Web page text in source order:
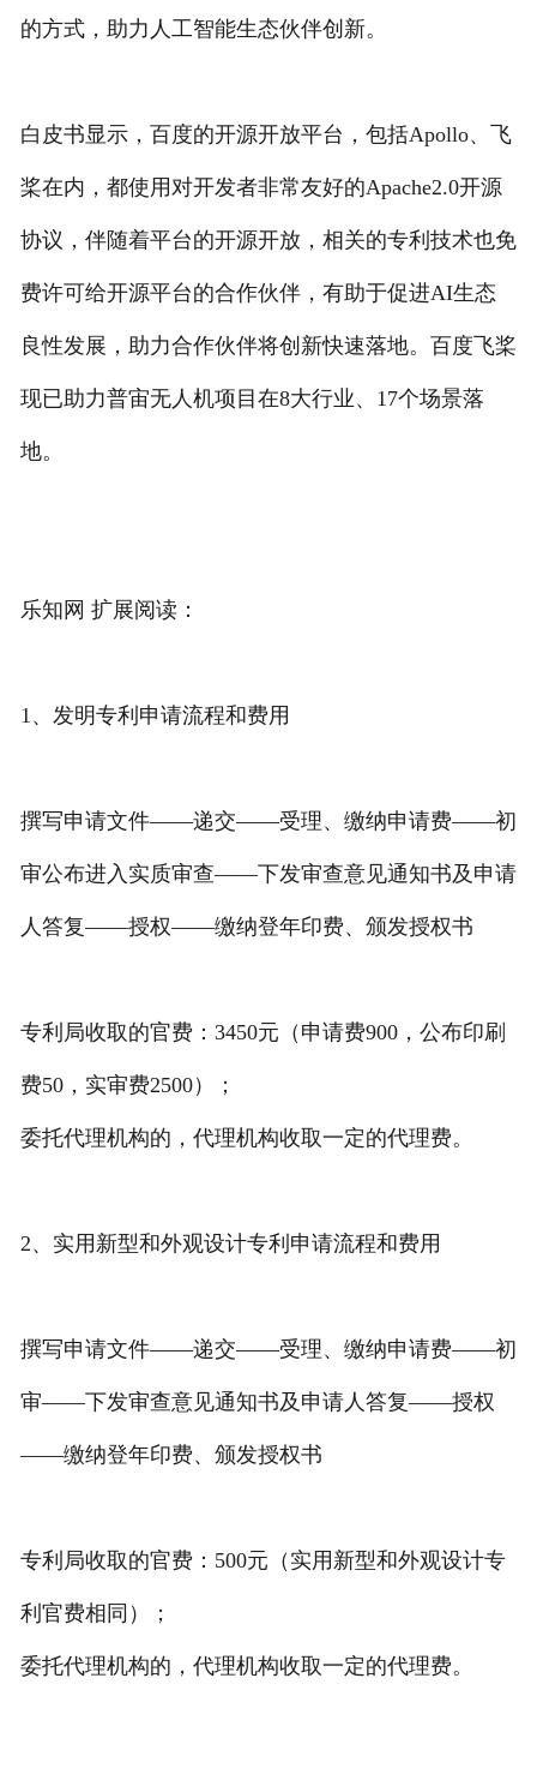
的方式，助力人工智能生态伙伴创新。
白皮书显示，百度的开源开放平台，包括Apollo、飞
桨在内，都使用对开发者非常友好的Apache2.0开源
协议，伴随着平台的开源开放，相关的专利技术也免
费许可给开源平台的合作伙伴，有助于促进AI生态
良性发展，助力合作伙伴将创新快速落地。百度飞桨
现已助力普宙无人机项目在8大行业、17个场景落
地。
乐知网 扩展阅读：
1、发明专利申请流程和费用
撰写申请文件——递交——受理、缴纳申请费——初
审公布进入实质审查——下发审查意见通知书及申请
人答复——授权——缴纳登年印费、颁发授权书
专利局收取的官费：3450元（申请费900，公布印刷
费50，实审费2500）；
委托代理机构的，代理机构收取一定的代理费。
2、实用新型和外观设计专利申请流程和费用
撰写申请文件——递交——受理、缴纳申请费——初
审——下发审查意见通知书及申请人答复——授权
——缴纳登年印费、颁发授权书
专利局收取的官费：500元（实用新型和外观设计专
利官费相同）；
委托代理机构的，代理机构收取一定的代理费。